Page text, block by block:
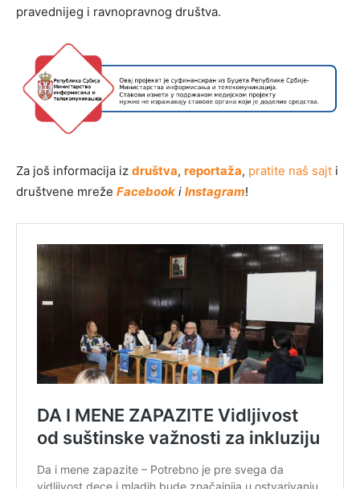
pravednijeg i ravnopravnog društva.
Za još informacija iz društva, reportaža, pratite naš sajt i
društvene mreže Facebook i Instagram!